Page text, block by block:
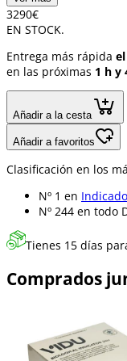
3290€
EN STOCK.
Entrega más rápida
en las próximas 1 h y
Añadir a la cesta
Añadir a favoritos
Clasificación en los
Nº 1 en
Nº 244 en todo
Tienes 15 días
Comprados